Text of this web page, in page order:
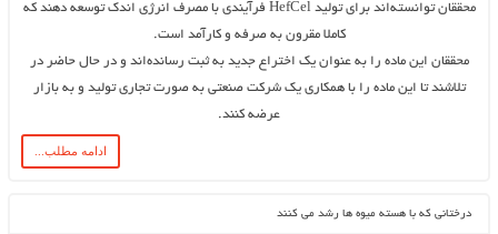
محققان توانسته‌اند برای تولید HefCel فرآیندی با مصرف انرژی اندک توسعه دهند که
کاملا مقرون به صرفه و کارآمد است.
محققان این ماده را به عنوان یک اختراع جدید به ثبت رسانده‌اند و در حال حاضر در
تلاشند تا این ماده را با همکاری یک شرکت صنعتی به صورت تجاری تولید و به بازار
عرضه کنند.
ادامه مطلب...
درختانی که با هسته میوه ها رشد می کنند